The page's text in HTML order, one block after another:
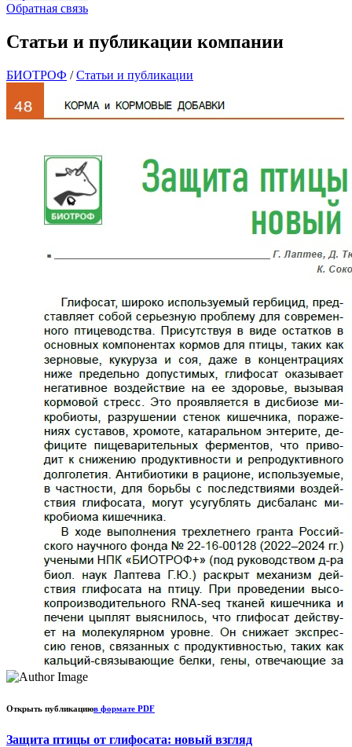
Обратная связь
Статьи и публикации компании
БИОТРОФ /Статьи и публикации
Открыть публикациюв формате PDF
Защита птицы от глифосата: новый взгляд